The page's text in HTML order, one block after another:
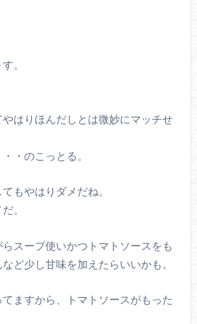
。
はりほんだしとは微妙にマッチせ
・のこっとる。
もやはりダメだね。
。
スープ使いかつトマトソースをも
ど少し甘味を加えたらいいかも。
ますから、トマトソースがもった